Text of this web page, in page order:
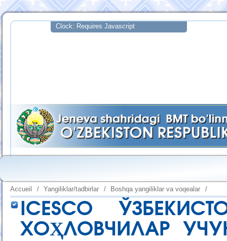
Accueil / Yangiliklar/tadbirlar / Boshqa yangiliklar va voqealar /
ICESCO
ХОҲЛОВЧИЛАР